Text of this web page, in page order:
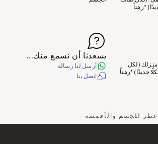
المنتج كاملاً، سنقوم بتلبية طلبكم
مجاناً.
جديدًا) *رهناً
منزلك (لكل
عن 160 شيكلًا جديدًا) *رهناً
يسعدنا أن نسمع منك...
أرسل لنا رسالة
اتصل بنا
عطر للجسم والأقمشة